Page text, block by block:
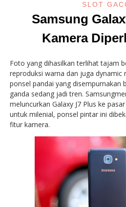
SLOT
Samsung
Kamera
Foto yang dihasilkan terlihat tajam
reproduksi warna dan juga dynamic
ponsel pandai yang disempurnakan
ganda sedang jadi tren.
meluncurkan Galaxy J7 Plus ke
untuk milenial, ponsel pintar ini
fitur kamera.